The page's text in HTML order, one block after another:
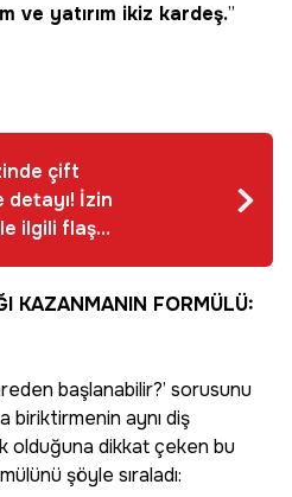
ve yatırım ikiz kardeş.”
çift
detayı! İzin
ilgili flaş
var
KAZANMANIN FORMÜLÜ:
başlanabilir?’ sorusunu
biriktirmenin aynı diş
olduğuna dikkat çeken bu
şöyle sıraladı: